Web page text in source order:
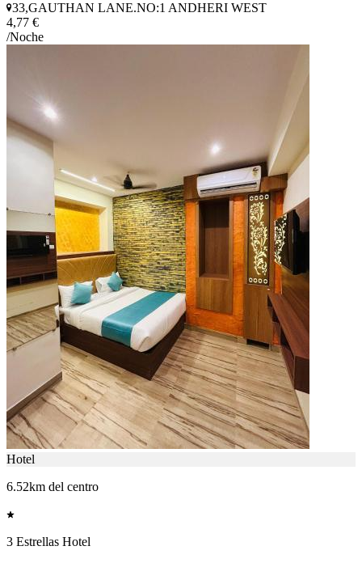
33,GAUTHAN LANE.NO:1 ANDHERI WEST
4,77 €
/Noche
Hotel
6.52km del centro
3 Estrellas Hotel